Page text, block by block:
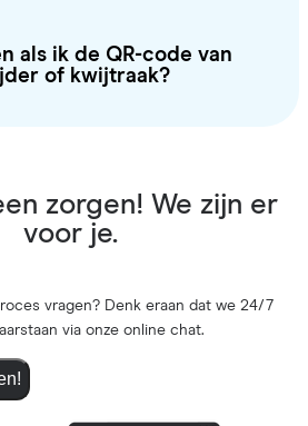
als ik de QR-code van
of kwijtraak?
zorgen! We zijn er
voor je.
vragen? Denk eraan dat we 24/7
via onze online chat.